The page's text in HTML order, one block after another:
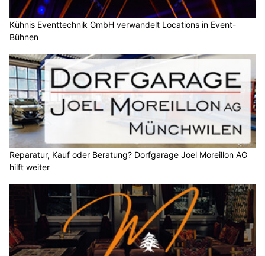
Kühnis Eventtechnik GmbH verwandelt Locations in Event-
Bühnen
Reparatur, Kauf oder Beratung? Dorfgarage Joel Moreillon AG
hilft weiter